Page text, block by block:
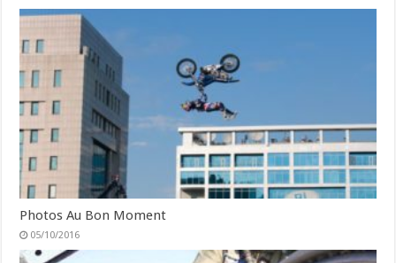
Photos Au Bon Moment
05/10/2016